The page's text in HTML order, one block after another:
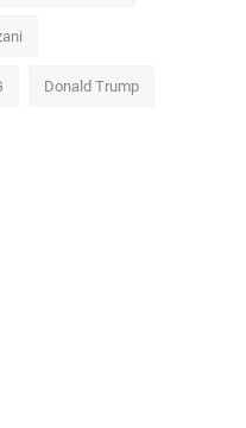
Donald Trump